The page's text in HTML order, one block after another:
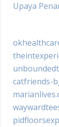
Upaya
catfriends-